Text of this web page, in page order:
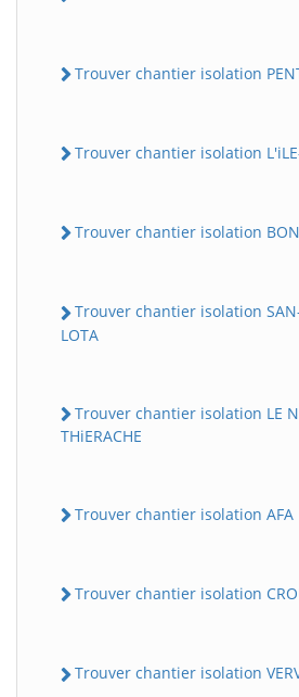
Trouver chantier isolation
Trouver chantier isolation
Trouver chantier isolation
Trouver chantier isolation
LOTA
Trouver chantier isolation LE
THiERACHE
Trouver chantier isolation AFA
Trouver chantier isolation
Trouver chantier isolation